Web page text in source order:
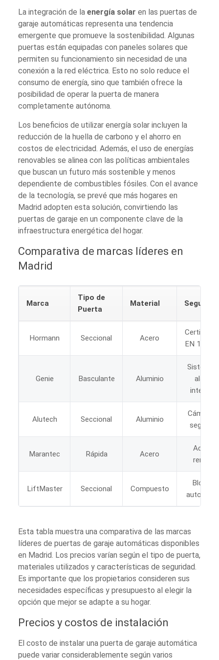
La integración de laenergía solar en las puertas de
garaje automáticas representa una tendencia
emergente que promueve la sostenibilidad. Algunas
puertas están equipadas con paneles solares que
permiten su funcionamiento sin necesidad de una
conexión a la red eléctrica. Esto no solo reduce el
consumo de energía, sino que también ofrece la
posibilidad de operar la puerta de manera
completamente autónoma.
Los beneficios de utilizar energía solar incluyen la
reducción de la huella de carbono y el ahorro en
costos de electricidad. Además, el uso de energías
renovables se alinea con las políticas ambientales
que buscan un futuro más sostenible y menos
dependiente de combustibles fósiles. Con el avance
de la tecnología, se prevé que más hogares en
Madrid adopten esta solución, convirtiendo las
puertas de garaje en un componente clave de la
infraestructura energética del hogar.
Comparativa de marcas líderes en
Madrid
Marca
Tipo de
Puerta
Material
Hormann Seccional Acero
EN
Genie Basculante Aluminio
Sistema
alarma
Alutech Seccional Aluminio
Cámara
Marantec Rápida Acero
Acceso
remoto
LiftMaster Seccional Compuesto
Bloqueo
Esta tabla muestra una comparativa de las marcas
líderes de puertas de garaje automáticas disponibles
en Madrid. Los precios varían según el tipo de puerta,
materiales utilizados y características de seguridad.
Es importante que los propietarios consideren sus
necesidades específicas y presupuesto al elegir la
opción que mejor se adapte a su hogar.
Precios y costos de instalación
El costo de instalar una puerta de garaje automática
puede variar considerablemente según varios